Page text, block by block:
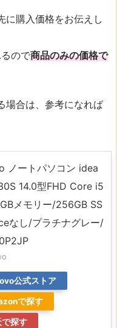
に購入価格をお伝えし
ので商品のみの価格で
場合は、参考になれば
ノートパソコン idea
14.0型FHD Core i5
メモリー/256GB SS
なし/プラチナグレー/
公式ストア
で探す
で探す